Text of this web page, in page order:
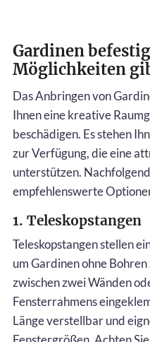
Gardinen
Möglichkeiten
Das Anbringen von
Ihnen eine kreative
beschädigen. Es stehen
zur Verfügung, die eine
unterstützen.
empfehlenswerte
1. Teleskopstangen
Teleskopstangen stellen
um Gardinen ohne
zwischen zwei Wänden
Fensterrahmens
Länge verstellbar und